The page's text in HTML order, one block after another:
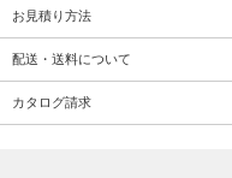
お見積り方法
配送・送料について
カタログ請求